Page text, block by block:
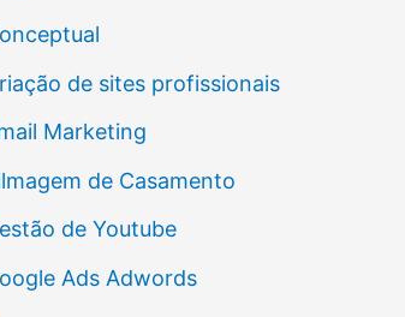
de sites profissionais
Marketing
de Casamento
de Youtube
Ads Adwords